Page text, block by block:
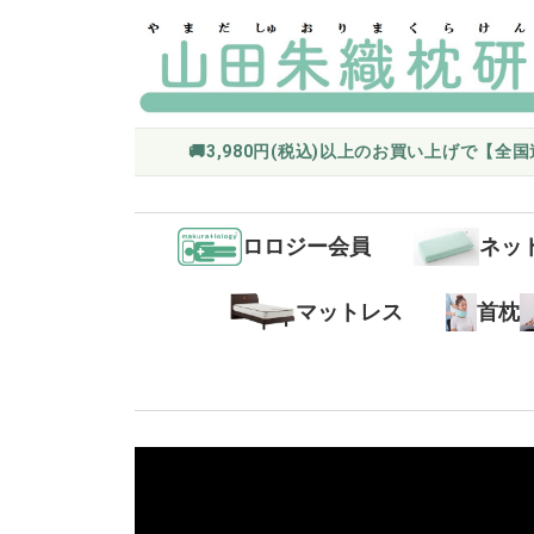
🚚3,980円(税込)以上のお買い上げで【全国
ロロジー会員 ネッ
マットレス 首枕